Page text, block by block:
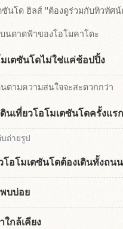
ซันโด ฮิลส์ "ต้องดูร่วมกับทิวทัศ
นดาดฟ้าของโอโมคาโดะ
มเตซันโดไม่ใช่แค่ช้อปปิ้ง
นตามความสนใจจะสะดวกกว่า
นเที่ยวโอโมเตซันโดครั้งแรก
ถ่ายรูป
โอโมเตซันโดต้องเดินทั้งถ
บบ่อย
กล้เคียง